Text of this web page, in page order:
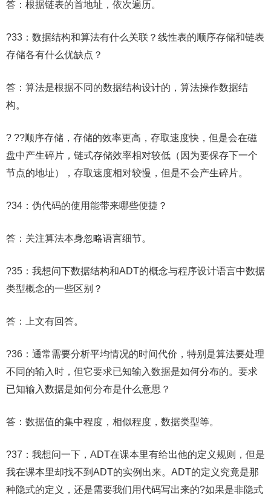
答：根据链表的首地址，依次遍历。
?33：数据结构和算法有什么关联？线性表的顺序存储和链表
存储各有什么优缺点？
答：算法是根据不同的数据结构设计的，算法操作数据结
构。
? ??顺序存储，存储的效率更高，存取速度快，但是会在磁
盘中产生碎片，链式存储效率相对较低（因为要保存下一个
节点的地址），存取速度相对较慢，但是不会产生碎片。
?34：伪代码的使用能带来哪些便捷？
答：关注算法本身忽略语言细节。
?35：我想问下数据结构和ADT的概念与程序设计语言中数据
类型概念的一些区别？
答：上文有回答。
?36：通常需要分析平均情况的时间代价，特别是算法要处理
不同的输入时，但它要求已知输入数据是如何分布的。要求
已知输入数据是如何分布是什么意思？
答：数据值的集中程度，相似程度，数据类型等。
?37：我想问一下，ADT在课本里有给出他的定义规则，但是
我在课本里却找不到ADT的实例出来。ADT的定义究竟是那
种隐式的定义，还是需要我们用代码写出来的?如果是非隐式